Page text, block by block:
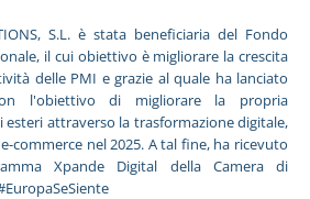
S.L. è stata beneficiaria del Fondo
il cui obiettivo è migliorare la crescita
delle PMI e grazie al quale ha lanciato
l'obiettivo di migliorare la propria
attraverso la trasformazione digitale,
commerce nel 2025. A tal fine, ha ricevuto
Xpande Digital della Camera di